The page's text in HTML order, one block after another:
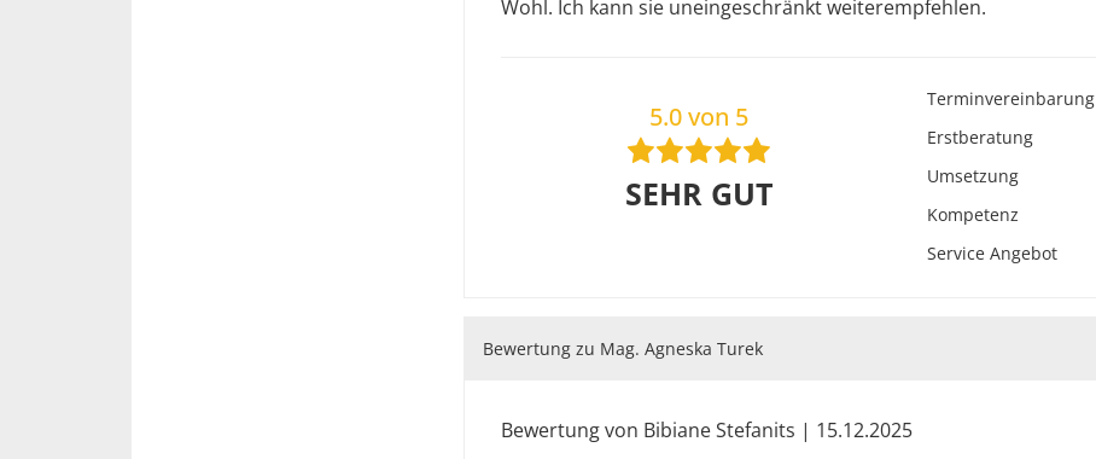
Metropolitan- und Diözesangericht WienWohl. Ich kann sie uneingeschränkt weiterempfehlen.
5.0 von 5
SEHR GUT
Terminvereinbarung
Erstberatung
Umsetzung
Kompetenz
Service Angebot
Bewertung zu Mag. Agneska Turek
Bewertung von Bibiane Stefanits | 15.12.2025